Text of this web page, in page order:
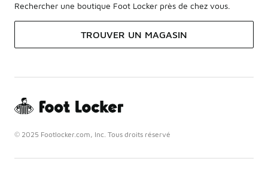
Rechercher une boutique Foot Locker près de chez vous.
TROUVER UN MAGASIN
© 2025 Footlocker.com, Inc. Tous droits réservé